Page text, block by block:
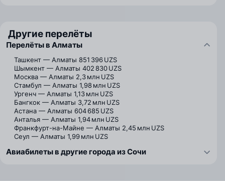
Другие перелёты
Перелёты в Алматы
Ташкент — Алматы 851 396 UZS
Шымкент — Алматы 402 830 UZS
Москва — Алматы 2,3 млн UZS
Стамбул — Алматы 1,98 млн UZS
Ургенч — Алматы 1,13 млн UZS
Бангкок — Алматы 3,72 млн UZS
Астана — Алматы 604 685 UZS
Анталья — Алматы 1,94 млн UZS
Франкфурт-на-Майне — Алматы 2,45 млн UZS
Сеул — Алматы 1,99 млн UZS
Авиабилеты в другие города из Сочи